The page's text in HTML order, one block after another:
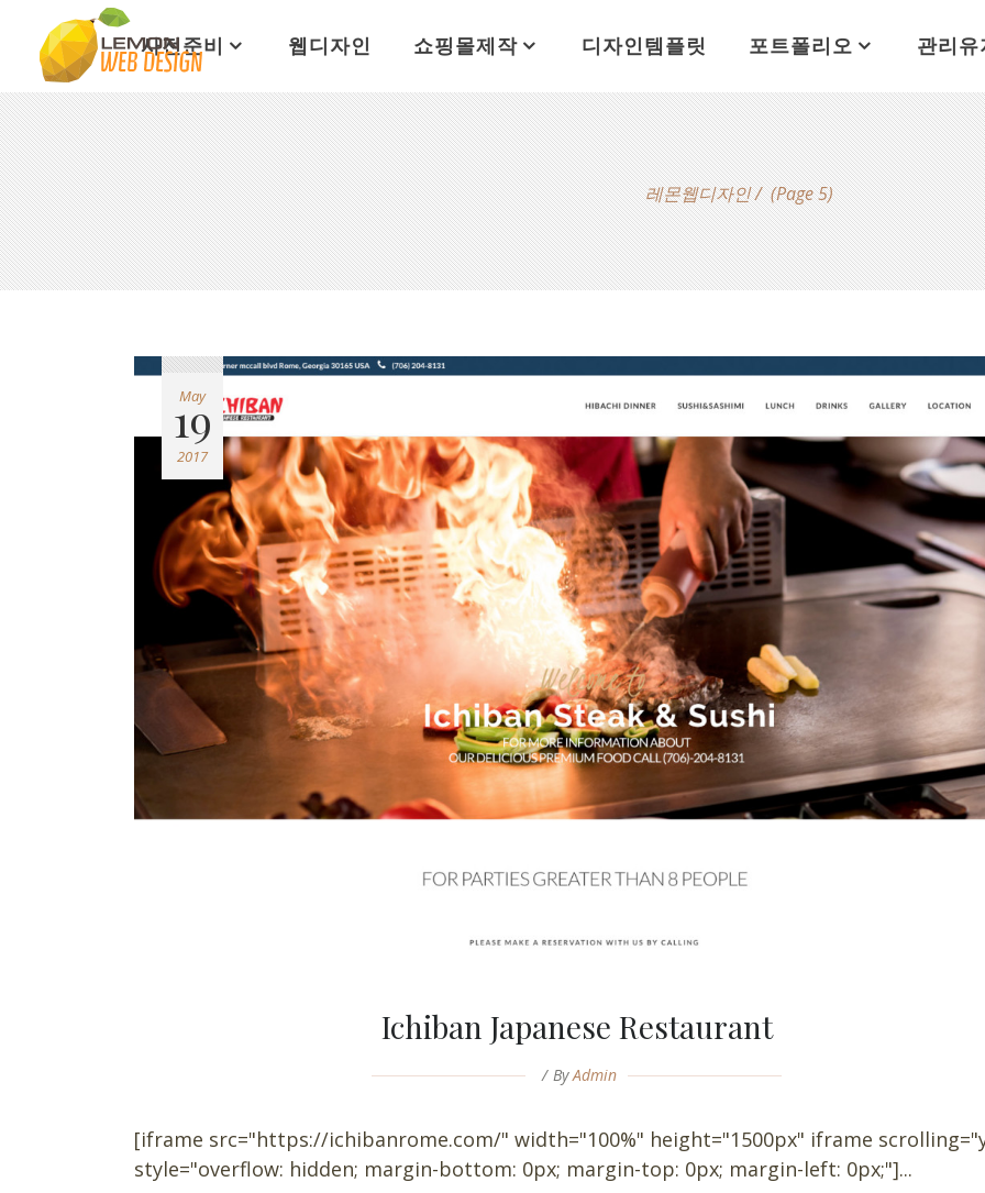
사전준비 웹디자인 쇼핑몰제작 디자인템플릿 포트폴리오 관리
레몬웹디자인/(Page 5)
May
19
2017
Ichiban Japanese Restaurant
ByAdmin
[iframe src="https://ichibanrome.com/" width="100%" height="1500px" iframe
style="overflow: hidden; margin-bottom: 0px; margin-top: 0px; margin-left: 0px;"]...